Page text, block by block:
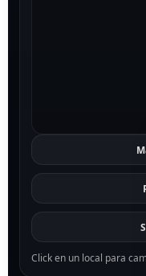
Click en un local para